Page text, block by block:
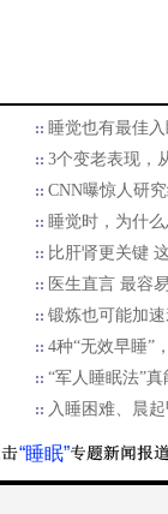
睡觉也有最佳
3个变老表现，
CNN曝惊人研
睡觉时，为什
比肝肾更关键
医生直言 最容
锻炼也可能加
4种“无效早睡”
“军人睡眠法”
入睡困难、晨
“睡眠”